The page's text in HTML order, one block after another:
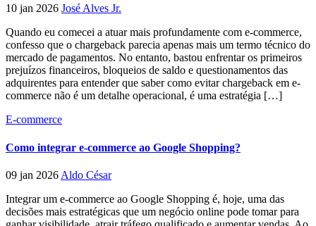
10 jan 2026 José Alves Jr.
Quando eu comecei a atuar mais profundamente com e-commerce,
confesso que o chargeback parecia apenas mais um termo técnico do
mercado de pagamentos. No entanto, bastou enfrentar os primeiros
prejuízos financeiros, bloqueios de saldo e questionamentos das
adquirentes para entender que saber como evitar chargeback em e-
commerce não é um detalhe operacional, é uma estratégia […]
E-commerce
Como integrar e-commerce ao Google Shopping?
09 jan 2026 Aldo César
Integrar um e-commerce ao Google Shopping é, hoje, uma das
decisões mais estratégicas que um negócio online pode tomar para